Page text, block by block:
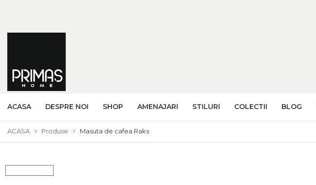
ACASA DESPRE NOI SHOP AMENAJARI STILURI COLECTII BLOG
ACASA Produse Masuta de cafea Raks